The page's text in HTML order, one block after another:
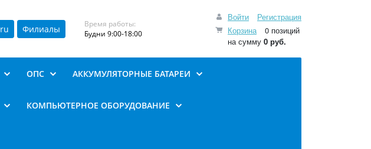
Войти
Регистрация
Корзина
0 позиций
на сумму 0 руб.
ru Филиалы
Время работы:
Будни 9:00-18:00
ОПС АККУМУЛЯТОРНЫЕ БАТАРЕИ
КОМПЬЮТЕРНОЕ ОБОРУДОВАНИЕ